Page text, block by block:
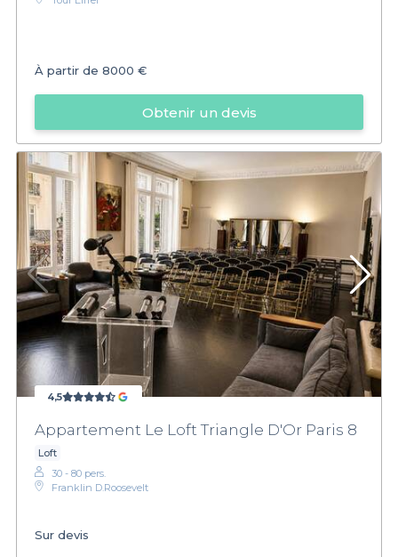
À partir de 8000 €
Obtenir un devis
4,5
Appartement Le Loft Triangle D'Or Paris 8
Loft
30 - 80 pers.
Franklin D.Roosevelt
Sur devis